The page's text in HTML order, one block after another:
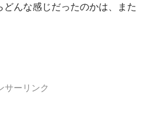
んな感じだったのかは、また
サーリンク